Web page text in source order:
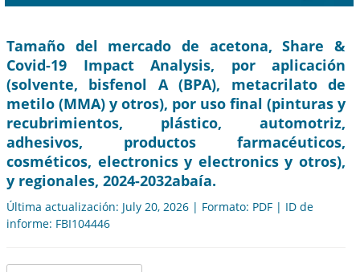
Tamaño del mercado de acetona, Share &
Covid-19 Impact Analysis, por aplicación
(solvente, bisfenol A (BPA), metacrilato de
metilo (MMA) y otros), por uso final (pinturas y
recubrimientos, plástico, automotriz,
adhesivos, productos farmacéuticos,
cosméticos, electronics y electronics y otros),
y regionales, 2024-2032abaía.
Última actualización: July 20, 2026 | Formato: PDF | ID de
informe: FBI104446